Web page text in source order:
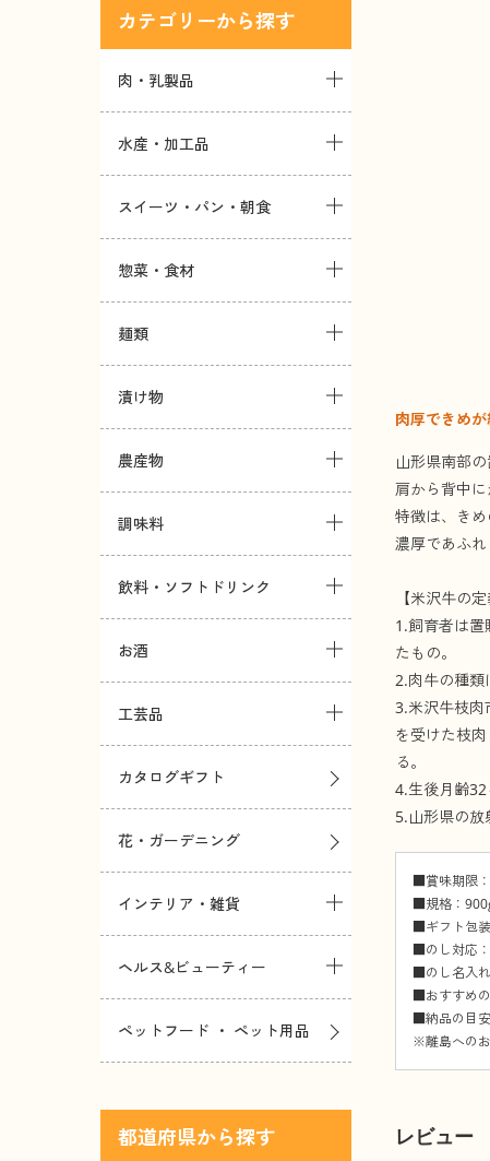
肉厚できめ
山形県南部
肩から背中
特徴は、き
濃厚であふ
【米沢牛の
1.飼育者は
たもの。
2.肉牛の種類
3.米沢牛枝肉
を受けた枝
る。
4.生後月齢
5.山形県の放
■賞味期限
■規格：
■ギフト包装
■のし対応：
■のし名入
■おすすめ
■納品の目
※離島への
レビュー
カテゴリー
肉・乳製品
水産・加工品
スイーツ・パン・朝食
惣菜・食材
麺類
漬け物
農産物
調味料
飲料・ソフトドリンク
お酒
工芸品
カタログギフト
花・ガーデニング
インテリア・雑貨
ヘルス&ビューティー
ペットフード ・ ペット用品
都道府県